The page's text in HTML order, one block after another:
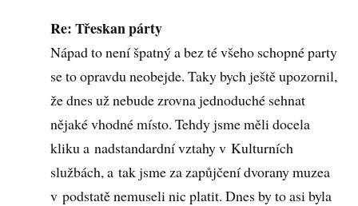
Re: Třeskan párty
Nápad to není špatný a bez té všeho schopné party
se to opravdu neobejde. Taky bych ještě upozornil,
že dnes už nebude zrovna jednoduché sehnat
nějaké vhodné místo. Tehdy jsme měli docela
kliku a nadstandardní vztahy v Kulturních
službách, a tak jsme za zapůjčení dvorany muzea
v podstatě nemuseli nic platit. Dnes by to asi byla